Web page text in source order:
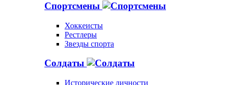
Спортсмены
Хоккеисты
Рестлеры
Звезды спорта
Солдаты
Исторические личности